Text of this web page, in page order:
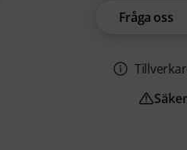
Fråga oss